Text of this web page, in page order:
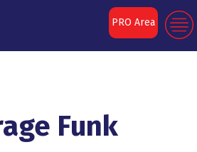
PRO Area
Funk